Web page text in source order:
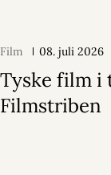
Film 08. juli 2026
Tyske film i
Filmstriben